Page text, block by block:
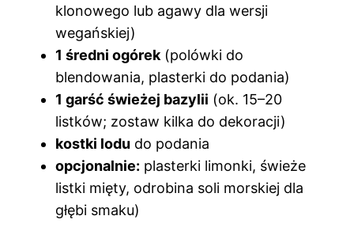
klonowego lub agawy dla wersji
wegańskiej)
1 średni ogórek (polówki do
blendowania, plasterki do podania)
1 garść świeżej bazylii (ok. 15–20
listków; zostaw kilka do dekoracji)
kostki lodu do podania
opcjonalnie: plasterki limonki, świeże
listki mięty, odrobina soli morskiej dla
głębi smaku)